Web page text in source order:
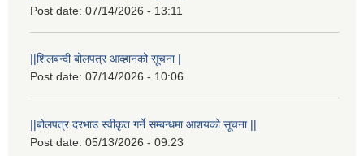
Post date: 07/14/2026 - 13:11
||शिलबन्दी बोलपत्र आव्हानको सूचना |
Post date: 07/14/2026 - 10:06
||बोलपत्र दरभाउ स्वीकृत गर्ने सम्बन्धमा आशयको सूचना ||
Post date: 05/13/2026 - 09:23